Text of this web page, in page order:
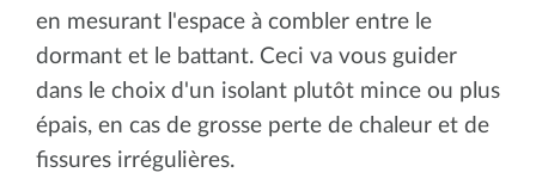
en mesurant l'espace à combler entre le
dormant et le battant. Ceci va vous guider
dans le choix d'un isolant plutôt mince ou plus
épais, en cas de grosse perte de chaleur et de
fissures irrégulières.